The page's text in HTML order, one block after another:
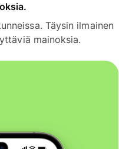
Täysin ilmainen
mainoksia.